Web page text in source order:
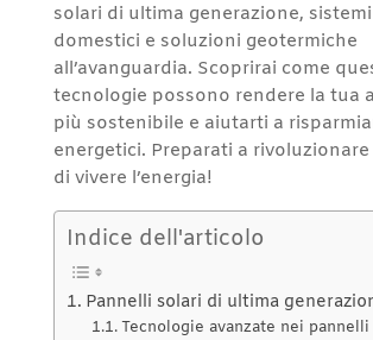
solari di ultima generazione,
domestici e soluzioni geotermiche
all’avanguardia. Scoprirai come
tecnologie possono rendere la tua
più sostenibile e aiutarti a
energetici. Preparati a
di vivere l’energia!
Indice dell'articolo
Pannelli solari di ultima
Tecnologie avanzate nei